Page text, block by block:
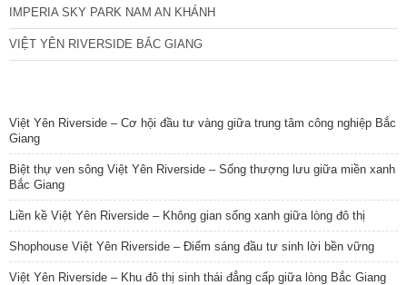
IMPERIA SKY PARK NAM AN KHÁNH
VIỆT YÊN RIVERSIDE BẮC GIANG
Việt Yên Riverside – Cơ hội đầu tư vàng giữa trung tâm công nghiệp Bắc
Giang
Biệt thự ven sông Việt Yên Riverside – Sống thượng lưu giữa miền xanh
Bắc Giang
Liền kề Việt Yên Riverside – Không gian sống xanh giữa lòng đô thị
Shophouse Việt Yên Riverside – Điểm sáng đầu tư sinh lời bền vững
Việt Yên Riverside – Khu đô thị sinh thái đẳng cấp giữa lòng Bắc Giang